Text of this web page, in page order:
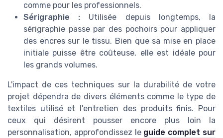
comme pour les professionnels.
Sérigraphie : Utilisée depuis longtemps, la
sérigraphie passe par des pochoirs pour appliquer
des encres sur le tissu. Bien que sa mise en place
initiale puisse être coûteuse, elle est idéale pour
les grands volumes.
L'impact de ces techniques sur la durabilité de votre
projet dépendra de divers éléments comme le type de
textiles utilisé et l'entretien des produits finis. Pour
ceux qui désirent pousser encore plus loin la
personnalisation, approfondissez le guide complet sur